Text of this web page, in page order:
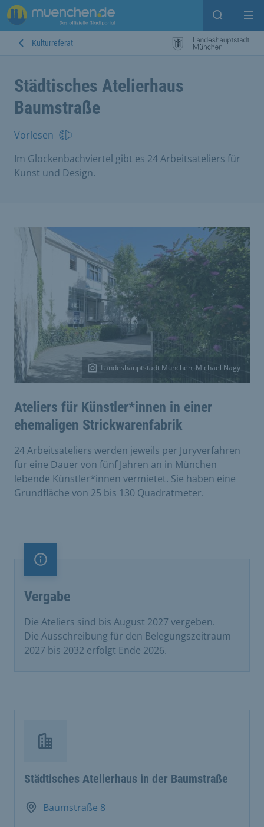
Suche
Kulturreferat
Städtisches Atelierhaus
Baumstraße
Vorlesen
Im Glockenbachviertel gibt es 24 Arbeitsateliers für
Kunst und Design.
Landeshauptstadt München, Michael Nagy
Ateliers für Künstler*innen in einer
ehemaligen Strickwarenfabrik
24 Arbeitsateliers werden jeweils per Juryverfahren
für eine Dauer von fünf Jahren an in München
lebende Künstler*innen vermietet. Sie haben eine
Grundfläche von 25 bis 130 Quadratmeter.
Information
Vergabe
Die Ateliers sind bis August 2027 vergeben.
Die Ausschreibung für den Belegungszeitraum
2027 bis 2032 erfolgt Ende 2026.
Städtisches Atelierhaus in der Baumstraße
Baumstraße 8